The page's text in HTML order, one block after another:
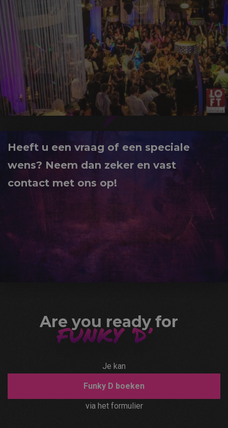
Heeft u een vraag of een speciale
wens? Neem dan zeker en vast
contact met ons op!
Are you ready for
FUNKY ‘D’
Je kan
Funky D boeken
via het formulier